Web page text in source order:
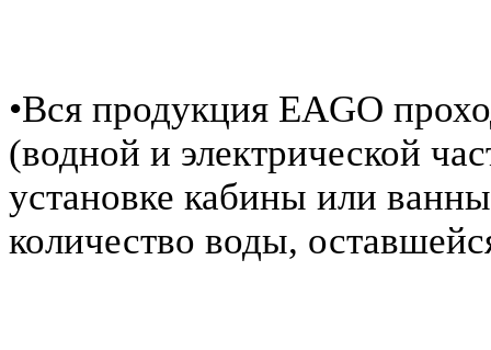
•Вся продукция EAGO
(водной и электрической
установке кабины или
количество воды,